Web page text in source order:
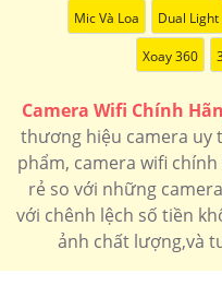
1.500.000 VNĐ
Camera wifi
🌟 Camera
🏅
850.000 VNĐLắp camera
Camera
Mic Và Loa Dual Light
Xoay 360
Camera Wifi Chính
thương hiệu camera uy
phẩm, camera wifi
rẻ so với những
với chênh lệch số tiền
ảnh chất lượng,và